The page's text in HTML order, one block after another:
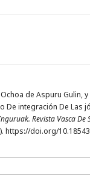
de Aspuru Gulin,
De integración De Las
Revista Vasca De
https://doi.org/